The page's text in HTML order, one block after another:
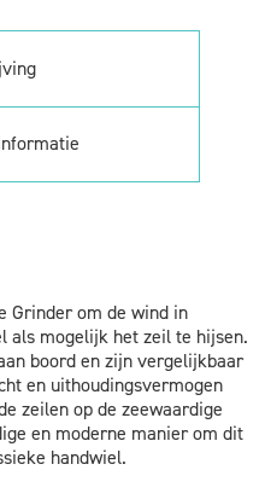
Grinder om de wind in
als mogelijk het zeil te hijsen.
boord en zijn vergelijkbaar
en uithoudingsvermogen
zeilen op de zeewaardige
en moderne manier om dit
handwiel.